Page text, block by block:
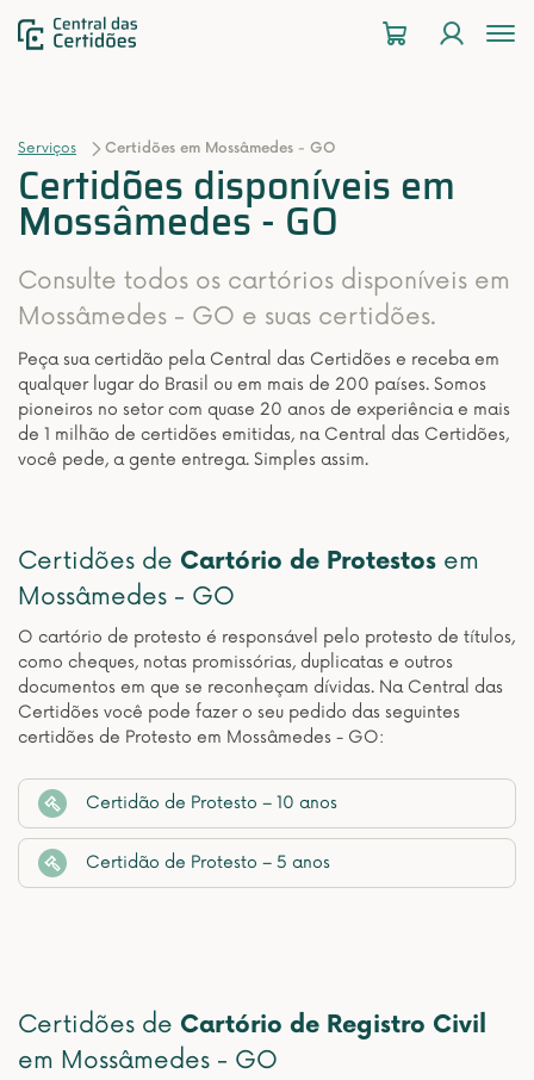
Serviços Certidões em Mossâmedes - GO
Certidões disponíveis em
Mossâmedes - GO
Consulte todos os cartórios disponíveis em
Mossâmedes - GO e suas certidões.
Peça sua certidão pela Central das Certidões e receba em
qualquer lugar do Brasil ou em mais de 200 países. Somos
pioneiros no setor com quase 20 anos de experiência e mais
de 1 milhão de certidões emitidas, na Central das Certidões,
você pede, a gente entrega. Simples assim.
Certidões de Cartório de Protestos em
Mossâmedes - GO
O cartório de protesto é responsável pelo protesto de títulos,
como cheques, notas promissórias, duplicatas e outros
documentos em que se reconheçam dívidas. Na Central das
Certidões você pode fazer o seu pedido das seguintes
certidões de Protesto em Mossâmedes - GO:
Certidão de Protesto – 10 anos
Certidão de Protesto – 5 anos
Certidões de Cartório de Registro Civil
em Mossâmedes - GO